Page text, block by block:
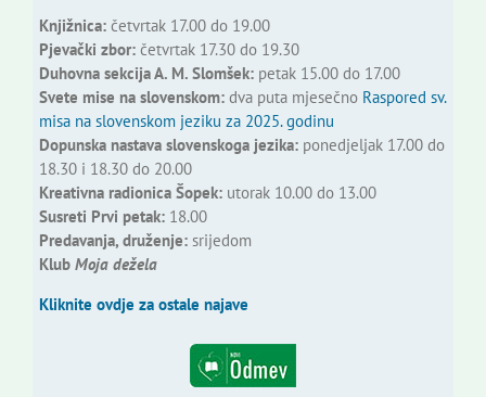
Knjižnica:četvrtak 17.00 do 19.00
Pjevački zbor:četvrtak 17.30 do 19.30
Duhovna sekcija A. M. Slomšek:petak 15.00 do 17.00
Svete mise na slovenskom:dva puta mjesečno Raspored sv.
misa na slovenskom jeziku za 2025. godinu
Dopunska nastava slovenskoga jezika:ponedjeljak 17.00 do
18.30 i 18.30 do 20.00
Kreativna radionica Šopek:utorak 10.00 do 13.00
Susreti Prvi petak:18.00
Predavanja, druženje:srijedom
Klub Moja dežela
Kliknite ovdje za ostale najave